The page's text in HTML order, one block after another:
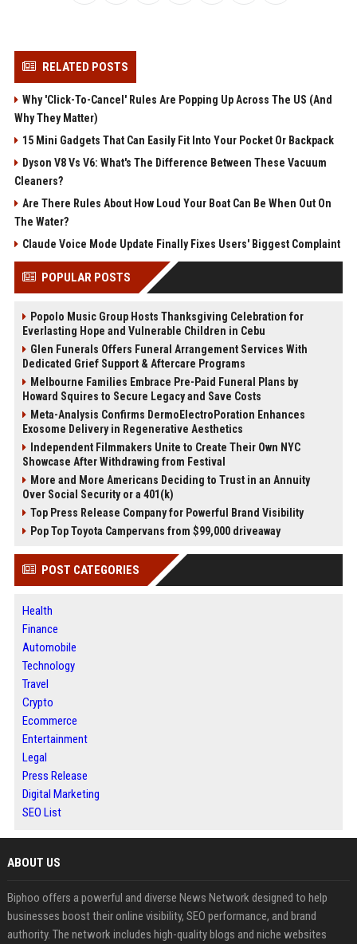
RELATED POSTS
Why 'Click-To-Cancel' Rules Are Popping Up Across The US (And
Why They Matter)
15 Mini Gadgets That Can Easily Fit Into Your Pocket Or Backpack
Dyson V8 Vs V6: What's The Difference Between These Vacuum
Cleaners?
Are There Rules About How Loud Your Boat Can Be When Out On
The Water?
Claude Voice Mode Update Finally Fixes Users' Biggest Complaint
POPULAR POSTS
Popolo Music Group Hosts Thanksgiving Celebration for
Everlasting Hope and Vulnerable Children in Cebu
Glen Funerals Offers Funeral Arrangement Services With
Dedicated Grief Support & Aftercare Programs
Melbourne Families Embrace Pre-Paid Funeral Plans by
Howard Squires to Secure Legacy and Save Costs
Meta-Analysis Confirms DermoElectroPoration Enhances
Exosome Delivery in Regenerative Aesthetics
Independent Filmmakers Unite to Create Their Own NYC
Showcase After Withdrawing from Festival
More and More Americans Deciding to Trust in an Annuity
Over Social Security or a 401(k)
Top Press Release Company for Powerful Brand Visibility
Pop Top Toyota Campervans from $99,000 driveaway
POST CATEGORIES
Health
Finance
Automobile
Technology
Travel
Crypto
Ecommerce
Entertainment
Legal
Press Release
Digital Marketing
SEO List
ABOUT US
Biphoo offers a powerful and diverse News Network designed to help
businesses boost their online visibility, SEO performance, and brand
authority. The network includes high-quality blogs and niche websites